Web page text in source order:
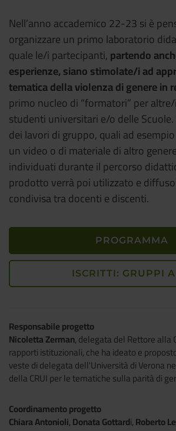
Nell’anno accademico 22-23 si è
organizzare un primo laboratorio
quale le/i partecipanti,partendo
esperienze, siano stimolate/i ad
tematica della violenza di genere in
primo nucleo di “formatori” per
studenti universitari e/o delle
dei lavori di gruppo, quali ad
un video o di materiale di altro
individuati durante il percorso
prodotto verrà poi utilizzato e
condivisa tra docenti e discenti.
PROGRAMMA
ISCRITTI: GRUPPI
Responsabile progetto
Nicoletta Zerman, delegata del Rettore alla
rapporti istituzionali, che ha ideato e
veste di delegata dell'Università di Verona
della CRUI per le tematiche sulla parità di
Coordinamento progetto
Chiara Antonioli,Donata Gottardi,Roberto